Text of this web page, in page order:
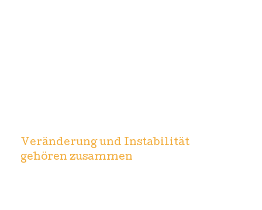
Veränderung und Instabilität
gehören zusammen